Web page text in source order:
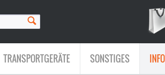
TRANSPORTGERÄTE SONSTIGES